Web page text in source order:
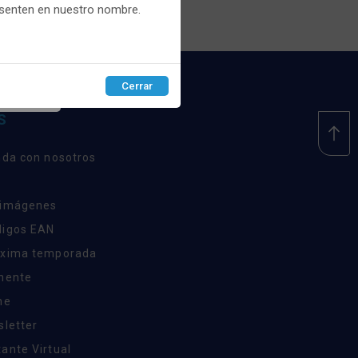
con nosotros
EAN
temporada
Virtual
en nuestro nombre.
Cerrar